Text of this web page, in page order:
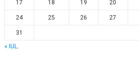
17 18 19 20
24 25 26 27
31
« IUL.